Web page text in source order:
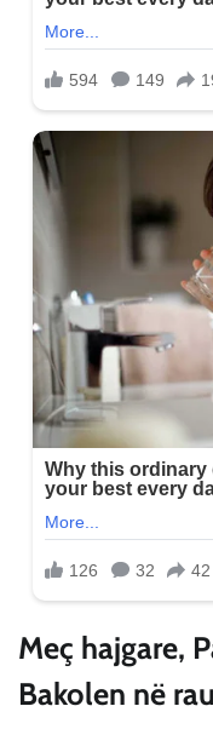
Meç hajgare,
Bakolen në